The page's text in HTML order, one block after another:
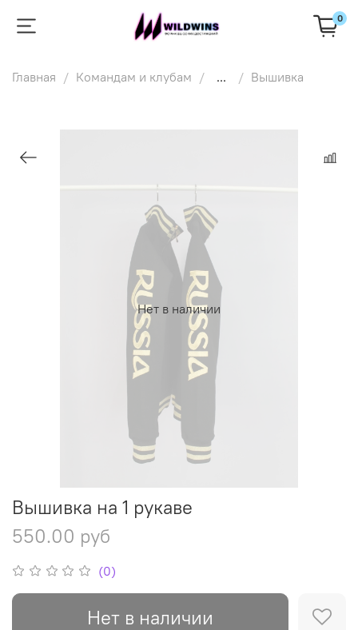
0
Главная Командам и клубам ... Вышивка
Нет в наличии
(0)
Вышивка на 1 рукаве
550.00 руб
Нет в наличии